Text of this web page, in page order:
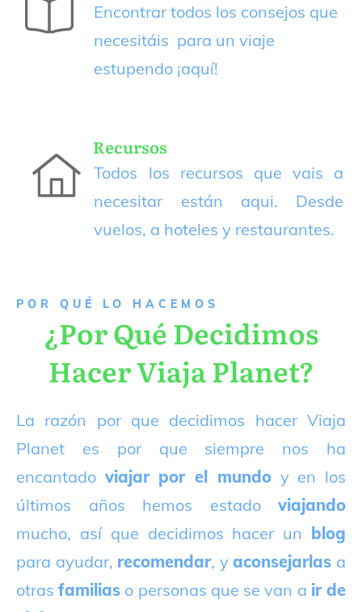
Encontrar todos los consejos que
necesitáis para un viaje
estupendo ¡aquí!
Recursos
Todos los recursos que vais a
necesitar están aqui. Desde
vuelos, a hoteles y restaurantes.
P OR QUÉ LO HACEMOS
¿Por Qué Decidimos
Hacer Viaja Planet?
La razón por que decidimos hacer Viaja
Planet es por que siempre nos ha
encantado viajar por el mundoy en los
últimos años hemos estado viajando
mucho, así que decidimos hacer un blog
para ayudar, recomendar, yaconsejarlas a
otrasfamilias o personas que se van a ir de